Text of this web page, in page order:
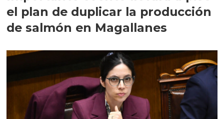
el plan de duplicar la producción
de salmón en Magallanes